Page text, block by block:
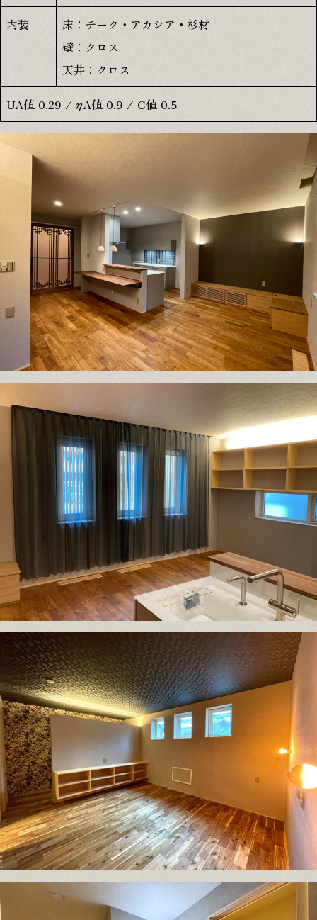
〒509-1431 岐阜県加茂郡白川町黒川2478-6
江南営業所
〒483-8043 愛知県江南市江森町南152
© 2025 MINOWA Inc. All rights reserved.
内装
床：チーク・アカシア・杉材
壁：クロス
天井：クロス
UA値 0.29 / ηA値 0.9 / C値 0.5